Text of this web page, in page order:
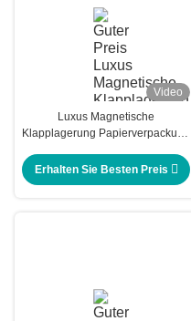
Video
Luxus Magnetische
Klapplagerung Papierverpackung
Erhalten Sie Besten Preis